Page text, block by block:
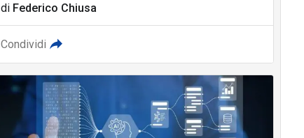
di Federico Chiusa
Condividi